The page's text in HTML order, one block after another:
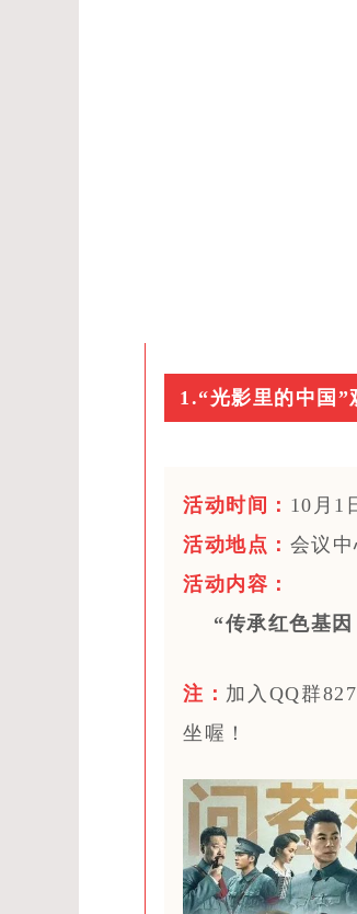
1.“光影里的中国”
活动时间： 10月1
活动地点： 会议
活动内容：
“传承红色基
注： 加入QQ群
坐喔！